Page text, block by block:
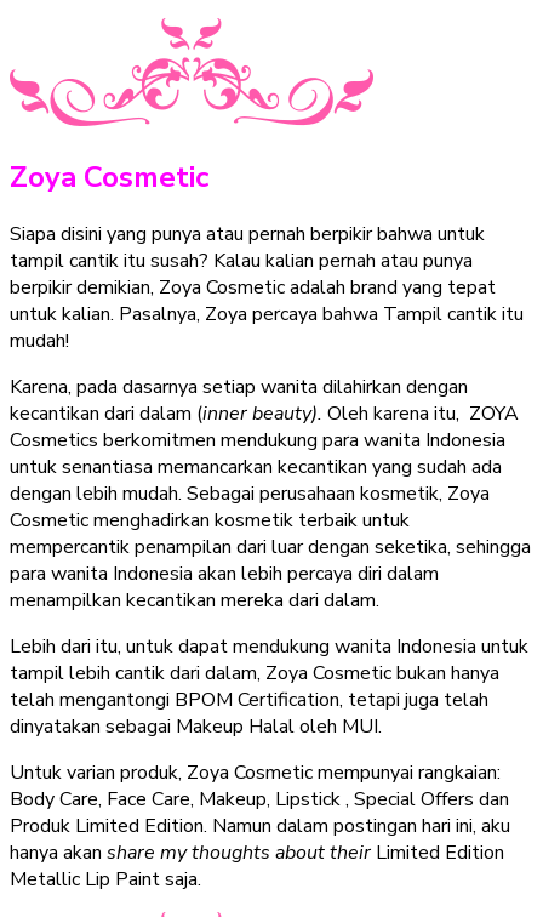
Zoya Cosmetic
Siapa disini yang punya atau pernah berpikir bahwa untuk
tampil cantik itu susah? Kalau kalian pernah atau punya
berpikir demikian, Zoya Cosmetic adalah brand yang tepat
untuk kalian. Pasalnya, Zoya percaya bahwa Tampil cantik itu
mudah!
Karena, pada dasarnya setiap wanita dilahirkan dengan
kecantikan dari dalam (inner beauty). Oleh karena itu, ZOYA
Cosmetics berkomitmen mendukung para wanita Indonesia
untuk senantiasa memancarkan kecantikan yang sudah ada
dengan lebih mudah. Sebagai perusahaan kosmetik, Zoya
Cosmetic menghadirkan kosmetik terbaik untuk
mempercantik penampilan dari luar dengan seketika, sehingga
para wanita Indonesia akan lebih percaya diri dalam
menampilkan kecantikan mereka dari dalam.
Lebih dari itu, untuk dapat mendukung wanita Indonesia untuk
tampil lebih cantik dari dalam, Zoya Cosmetic bukan hanya
telah mengantongi BPOM Certification, tetapi juga telah
dinyatakan sebagai Makeup Halal oleh MUI.
Untuk varian produk, Zoya Cosmetic mempunyai rangkaian:
Body Care, Face Care, Makeup, Lipstick , Special Offers dan
Produk Limited Edition. Namun dalam postingan hari ini, aku
hanya akan share my thoughts about their Limited Edition
Metallic Lip Paint saja.